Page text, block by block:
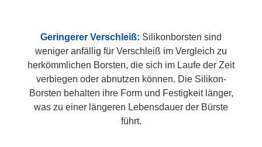
Geringerer Verschleiß: Silikonborsten sind
weniger anfällig für Verschleiß im Vergleich zu
herkömmlichen Borsten, die sich im Laufe der Zeit
verbiegen oder abnutzen können. Die Silikon-
Borsten behalten ihre Form und Festigkeit länger,
was zu einer längeren Lebensdauer der Bürste
führt.